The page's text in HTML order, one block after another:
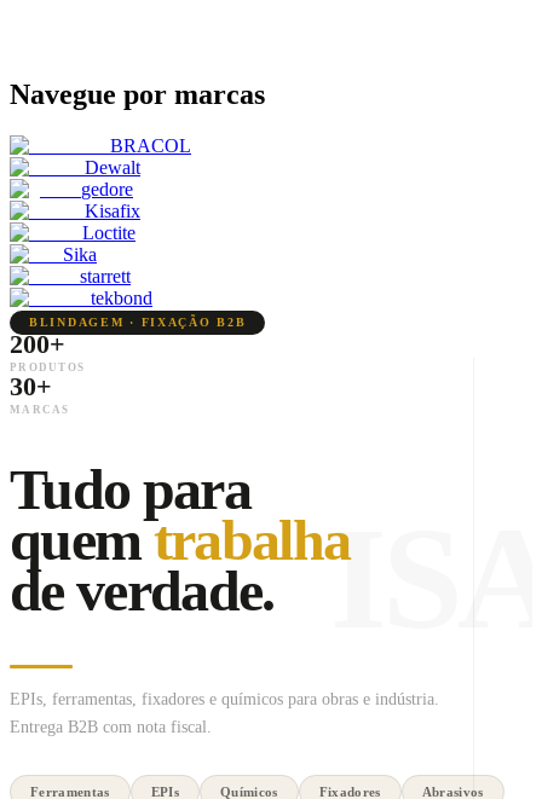
Navegue por marcas
BRACOL
Dewalt
gedore
Kisafix
Loctite
Sika
starrett
tekbond
BLINDAGEM · FIXAÇÃO B2B
200+
PRODUTOS
30+
MARCAS
Tudo para
quemtrabalha
de verdade.
EPIs, ferramentas, fixadores e químicos para obras e indústria.
Entrega B2B com nota fiscal.
Ferramentas EPIs Químicos Fixadores Abrasivos